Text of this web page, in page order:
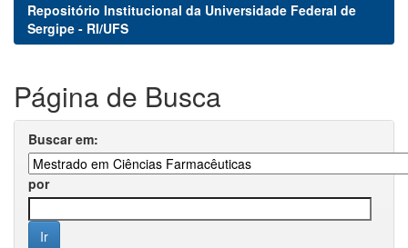
Repositório Institucional da Universidade Federal de
Sergipe - RI/UFS
Página de Busca
Buscar em:
por